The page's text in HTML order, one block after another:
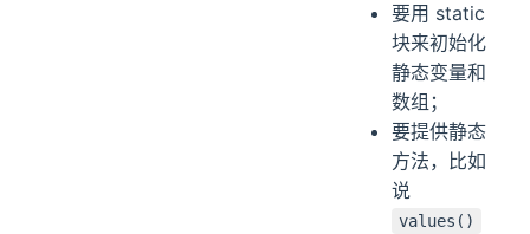
要用 static
块来初始化
静态变量和
数组；
要提供静态
方法，比如
说
values()